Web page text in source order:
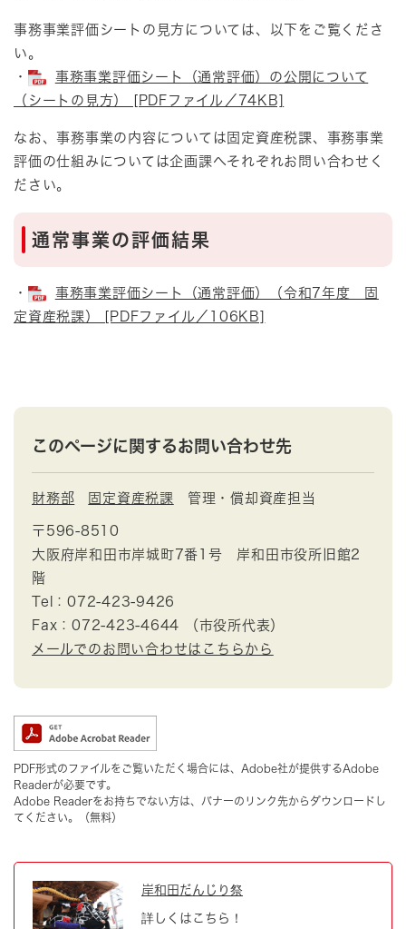
事務事業評価シートの見方については、以下をご覧くださ
い。
・
事務事業評価シート（通常評価）の公開について
（シートの見方） [PDFファイル／74KB]
なお、事務事業の内容については固定資産税課、事務事業
評価の仕組みについては企画課へそれぞれお問い合わせく
ださい。
通常事業の評価結果
・
事務事業評価シート（通常評価）（令和7年度 固
定資産税課） [PDFファイル／106KB]
このページに関するお問い合わせ先
財務部 固定資産税課 管理・償却資産担当
〒596-8510
大阪府岸和田市岸城町7番1号 岸和田市役所旧館2
階
Tel：072-423-9426
Fax：072-423-4644 （市役所代表）
メールでのお問い合わせはこちらから
PDF形式のファイルをご覧いただく場合には、Adobe社が提供するAdobe
Readerが必要です。
Adobe Readerをお持ちでない方は、バナーのリンク先からダウンロードし
てください。（無料）
岸和田だんじり祭
詳しくはこちら！